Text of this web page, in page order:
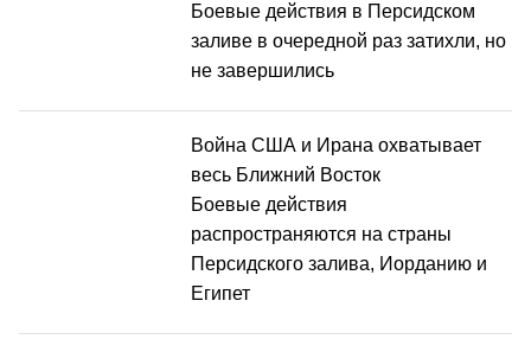
Боевые действия в Персидском
заливе в очередной раз затихли, но
не завершились
Война США и Ирана охватывает
весь Ближний Восток
Боевые действия
распространяются на страны
Персидского залива, Иорданию и
Египет